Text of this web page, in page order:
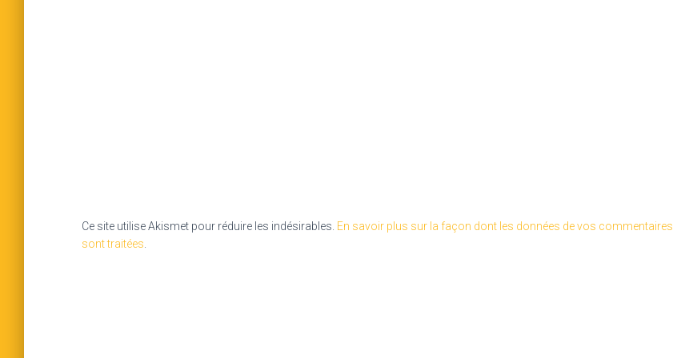
Ce site utilise Akismet pour réduire les indésirables. En savoir plus sur la façon dont les données de vos commentaires
sont traitées